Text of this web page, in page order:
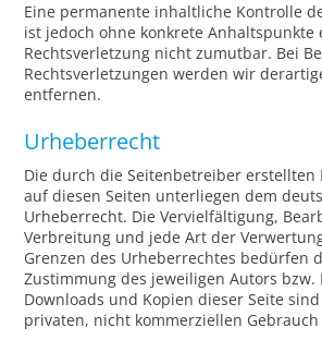
Eine permanente inhaltliche Kontrolle
ist jedoch ohne konkrete Anhaltspunkte
Rechtsverletzung nicht zumutbar. Bei
Rechtsverletzungen werden wir
entfernen.
Urheberrecht
Die durch die Seitenbetreiber erstellten
auf diesen Seiten unterliegen dem
Urheberrecht. Die Vervielfältigung,
Verbreitung und jede Art der
Grenzen des Urheberrechtes bedürfen
Zustimmung des jeweiligen Autors bzw.
Downloads und Kopien dieser Seite
privaten, nicht kommerziellen